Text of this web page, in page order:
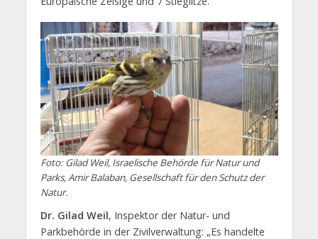
Foto: Gilad Weil, Israelische Behörde für Natur und
Parks, Amir Balaban, Gesellschaft für den Schutz der
Natur.
Dr. Gilad Weil, Inspektor der Natur- und
Parkbehörde in der Zivilverwaltung: „Es handelte